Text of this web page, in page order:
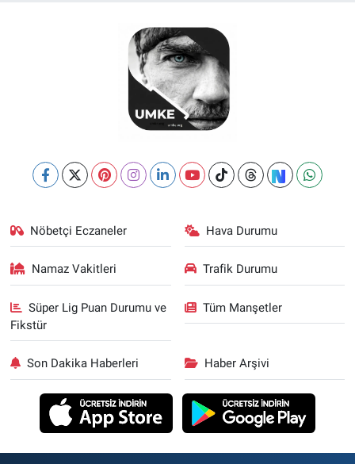
Nöbetçi Eczaneler Hava Durumu
Namaz Vakitleri Trafik Durumu
Süper Lig Puan Durumu ve
Fikstür
Tüm Manşetler
Son Dakika Haberleri Haber Arşivi